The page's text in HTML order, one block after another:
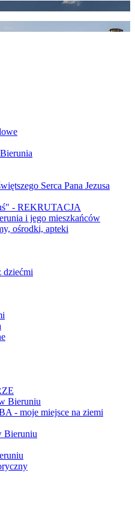
Serca Pana Jezusa
- REKRUTACJA
i jego mieszkańców
ośrodki, apteki
dziećmi
Bieruniu
- moje miejsce na ziemi
Bieruniu